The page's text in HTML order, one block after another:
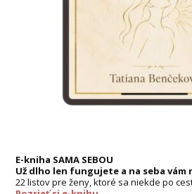
E-kniha SAMA SEBOU
Už dlho len fungujete a na seba vám
22 listov pre ženy, ktoré sa niekde po